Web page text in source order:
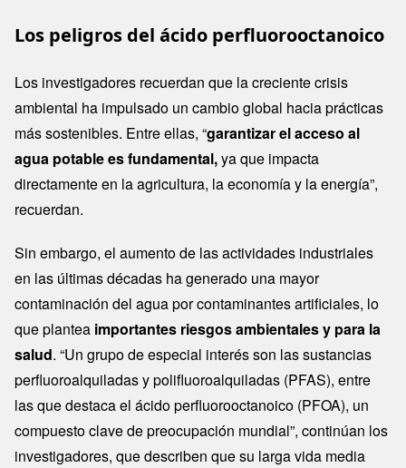
Los peligros del ácido perfluorooctanoico
Los investigadores recuerdan que la creciente crisis
ambiental ha impulsado un cambio global hacia prácticas
más sostenibles. Entre ellas, “garantizar el acceso al
agua potable es fundamental,ya que impacta
directamente en la agricultura, la economía y la energía”,
recuerdan.
Sin embargo, el aumento de las actividades industriales
en las últimas décadas ha generado una mayor
contaminación del agua por contaminantes artificiales, lo
que plantea importantes riesgos ambientales y para la
salud. “Un grupo de especial interés son las sustancias
perfluoroalquiladas y polifluoroalquiladas (PFAS), entre
las que destaca el ácido perfluorooctanoico (PFOA), un
compuesto clave de preocupación mundial”, continúan los
investigadores, que describen que su larga vida media